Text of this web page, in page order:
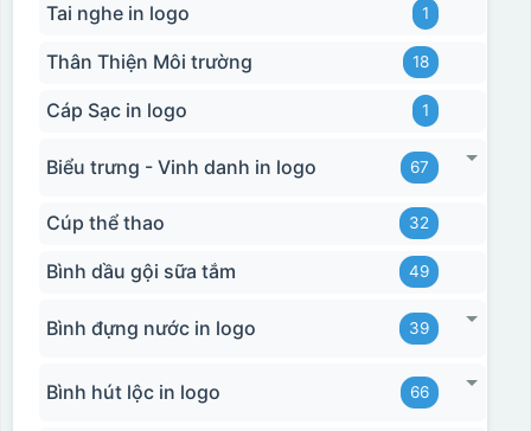
Tai nghe in logo 1
Thân Thiện Môi trường 18
Cáp Sạc in logo 1
Biểu trưng - Vinh danh in logo 67
Cúp thể thao 32
Bình dầu gội sữa tắm 49
Bình đựng nước in logo 39
Bình hút lộc in logo 66